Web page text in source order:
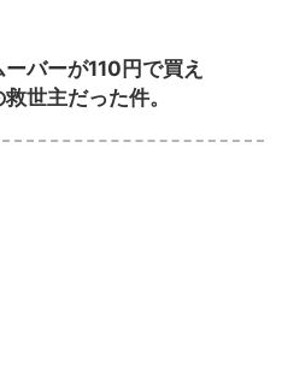
ーバーが110円で買え
世主だった件。